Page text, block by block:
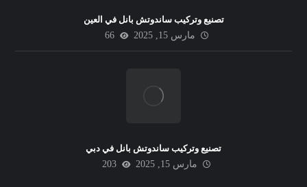
تصنيع وتركيب ساندوتش بانل في العين
مارس 15, 2025
66
تصنيع وتركيب ساندوتش بانل في دبي
مارس 15, 2025
203